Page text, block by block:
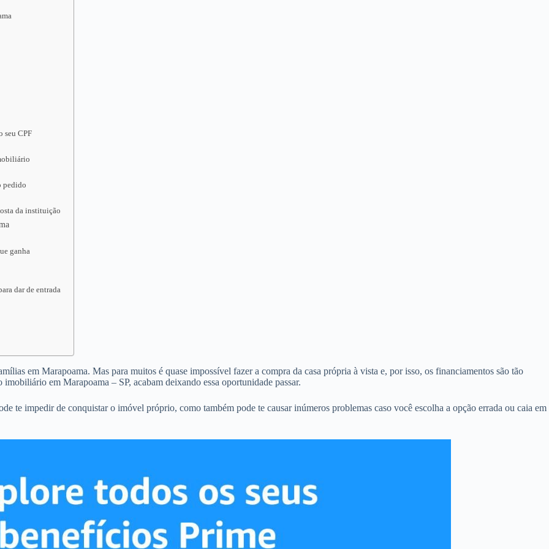
seu CPF
pedido
da instituição
ganha
dar de entrada
em Marapoama. Mas para muitos é quase impossível fazer a compra da casa própria à vista e, por isso, os financiamentos são tão
em Marapoama – SP, acabam deixando essa oportunidade passar.
te impedir de conquistar o imóvel próprio, como também pode te causar inúmeros problemas caso você escolha a opção errada ou caia em